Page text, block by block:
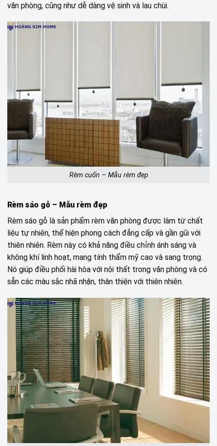
văn phòng, cũng như dễ dàng vệ sinh và lau chùi.
Rèm cuốn – Mẫu rèm đẹp
Rèm sáo gỗ – Mẫu rèm đẹp
Rèm sáo gỗ là sản phẩm rèm văn phòng được làm từ chất
liệu tự nhiên, thể hiện phong cách đẳng cấp và gần gũi với
thiên nhiên. Rèm này có khả năng điều chỉnh ánh sáng và
không khí linh hoạt, mang tính thẩm mỹ cao và sang trọng.
Nó giúp điều phối hài hòa với nội thất trong văn phòng và có
sẵn các màu sắc nhã nhặn, thân thiện với thiên nhiên.